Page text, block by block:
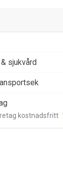
sjukvård
kostnadsfritt